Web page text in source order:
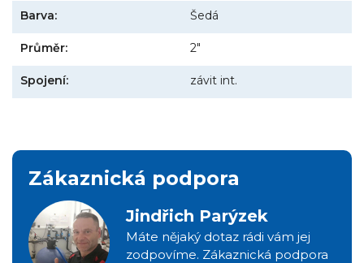
Barva: Šedá
Průměr: 2"
Spojení: závit int.
Zákaznická podpora
Jindřich Parýzek
Máte nějaký dotaz rádi vám jej
zodpovíme. Zákaznická podpora